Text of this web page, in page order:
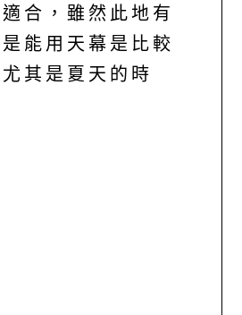
合，雖然此地有
能用天幕是比較
其是夏天的時